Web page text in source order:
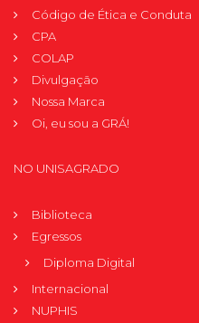
Código de Ética e Conduta
CPA
COLAP
Divulgação
Nossa Marca
Oi, eu sou a GRÁ!
NO UNISAGRADO
Biblioteca
Egressos
Diploma Digital
Internacional
NUPHIS